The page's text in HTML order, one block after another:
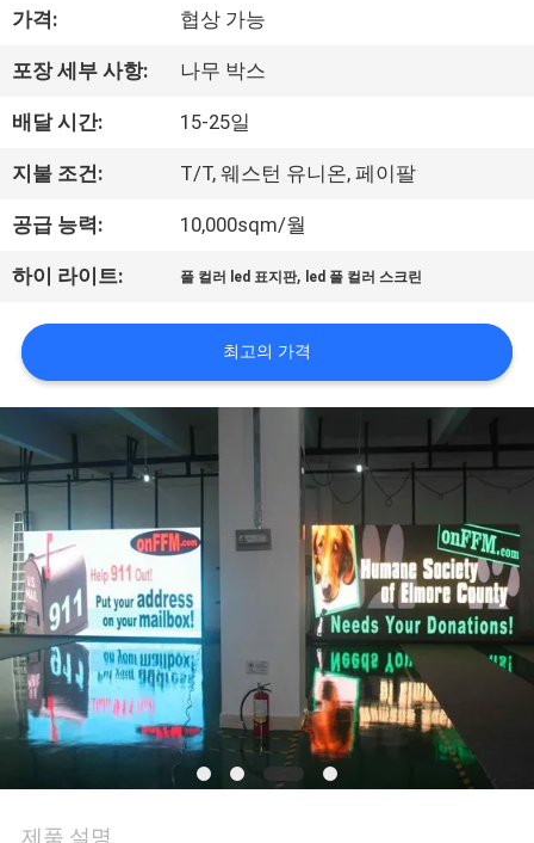
대
하
여
여
행
품
질
관
리
뉴
스
사
이
가격: 협상 가능
포장 세부 사항: 나무 박스
배달 시간: 15-25일
지불 조건: T/T, 웨스턴 유니온, 페이팔
공급 능력: 10,000sqm/월
하이 라이트: 풀 컬러 led 표지판, led 풀 컬러 스크린
최고의 가격
제품 설명